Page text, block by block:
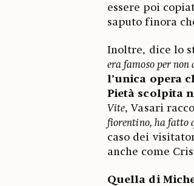
essere poi
saputo finora
Inoltre, dice lo
era famoso per
l’unica opera
Pietà scolpita
Vite, Vasari
fiorentino, ha fatto
caso dei
anche come
Quella di